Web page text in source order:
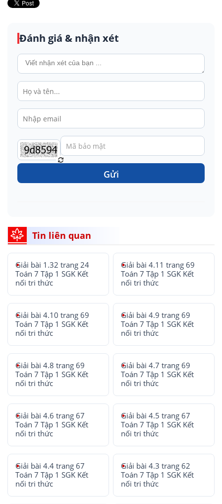
Đánh giá & nhận xét
Gửi
Tin liên quan
Giải bài 1.32 trang 24
Toán 7 Tập 1 SGK Kết
nối tri thức
Giải bài 4.11 trang 69
Toán 7 Tập 1 SGK Kết
nối tri thức
Giải bài 4.10 trang 69
Toán 7 Tập 1 SGK Kết
nối tri thức
Giải bài 4.9 trang 69
Toán 7 Tập 1 SGK Kết
nối tri thức
Giải bài 4.8 trang 69
Toán 7 Tập 1 SGK Kết
nối tri thức
Giải bài 4.7 trang 69
Toán 7 Tập 1 SGK Kết
nối tri thức
Giải bài 4.6 trang 67
Toán 7 Tập 1 SGK Kết
nối tri thức
Giải bài 4.5 trang 67
Toán 7 Tập 1 SGK Kết
nối tri thức
Giải bài 4.4 trang 67
Toán 7 Tập 1 SGK Kết
nối tri thức
Giải bài 4.3 trang 62
Toán 7 Tập 1 SGK Kết
nối tri thức